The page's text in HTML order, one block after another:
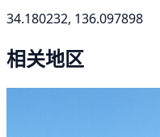
34.180232, 136.097898
相关地区